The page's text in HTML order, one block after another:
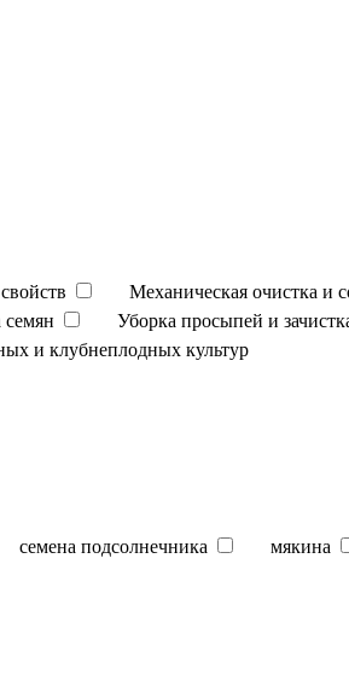
Механическая очистка и
семян Уборка просыпей и
и клубнеплодных культур
семена подсолнечника мякина